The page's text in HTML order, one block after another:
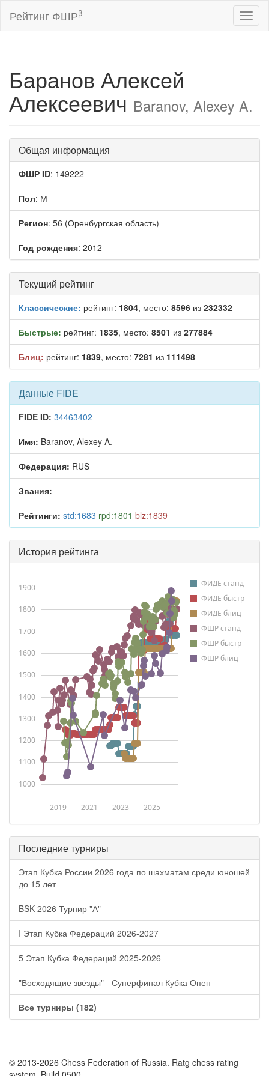
Рейтинг ФШРβ
Баранов Алексей
Алексеевич Baranov, Alexey A.
Общая информация
ФШР ID: 149222
Пол: М
Регион: 56 (Оренбургская область)
Год рождения: 2012
Текущий рейтинг
Классические: рейтинг: 1804, место: 8596 из 232332
Быстрые: рейтинг: 1835, место: 8501 из 277884
Блиц: рейтинг: 1839, место: 7281 из 111498
Данные FIDE
FIDE ID: 34463402
Имя: Baranov, Alexey A.
Федерация: RUS
Звания:
Рейтинги: std:1683 rpd:1801 blz:1839
История рейтинга
ФИДЕ станд
ФИДЕ быстр
ФИДЕ блиц
ФШР станд
ФШР быстр
ФШР блиц
2019 2021 2023 2025
1000
1100
1200
1300
1400
1500
1600
1700
1800
1900
Последние турниры
Этап Кубка России 2026 года по шахматам среди юношей
до 15 лет
BSK-2026 Турнир "А"
I Этап Кубка Федераций 2026-2027
5 Этап Кубка Федераций 2025-2026
"Восходящие звёзды" - Суперфинал Кубка Опен
Все турниры (182)
© 2013-2026 Chess Federation of Russia. Ratg chess rating